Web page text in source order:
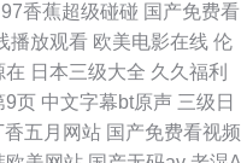
97香蕉超级碰碰 国产免费看
播放观看 欧美电影在线 伦
在 日本三级大全 久久福利
9页 中文字幕bt原声 三级日
香五月网站 国产免费看视频